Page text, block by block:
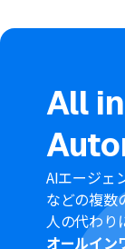
トリガーは
間隔を選択
プランによ
ください。
般法人向け
般法人向け
する可能性
All
AIエージェ
などの複数
人の代わり
オールイン